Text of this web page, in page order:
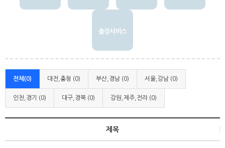
출장서비스
전체(0) 대전,충청 (0) 부산,경남 (0) 서울,강남 (0)
인천,경기 (0) 대구,경북 (0) 강원,제주,전라 (0)
제목